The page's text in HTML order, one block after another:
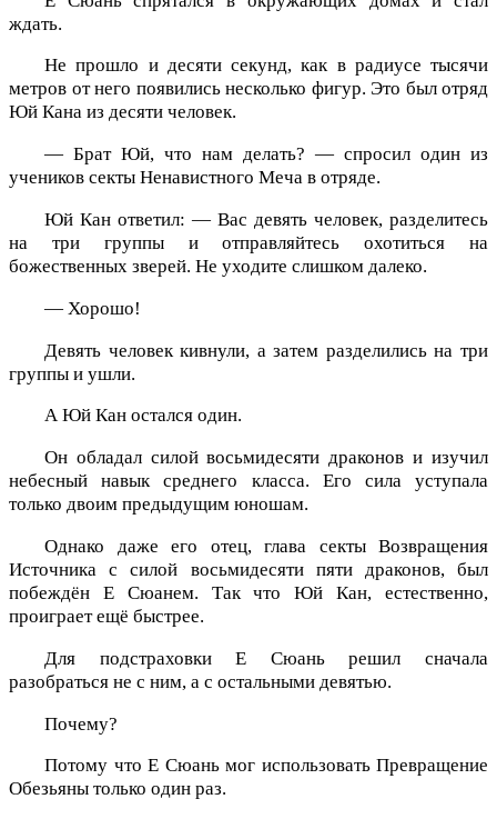
ждать.
Не прошло и десяти секунд, как в радиусе тысячи
метров от него появились несколько фигур. Это был отряд
Юй Кана из десяти человек.
— Брат Юй, что нам делать? — спросил один из
учеников секты Ненавистного Меча в отряде.
Юй Кан ответил: — Вас девять человек, разделитесь
на три группы и отправляйтесь охотиться на
божественных зверей. Не уходите слишком далеко.
— Хорошо!
Девять человек кивнули, а затем разделились на три
группы и ушли.
А Юй Кан остался один.
Он обладал силой восьмидесяти драконов и изучил
небесный навык среднего класса. Его сила уступала
только двоим предыдущим юношам.
Однако даже его отец, глава секты Возвращения
Источника с силой восьмидесяти пяти драконов, был
побеждён Е Сюанем. Так что Юй Кан, естественно,
проиграет ещё быстрее.
Для подстраховки Е Сюань решил сначала
разобраться не с ним, а с остальными девятью.
Почему?
Потому что Е Сюань мог использовать Превращение
Обезьяны только один раз.